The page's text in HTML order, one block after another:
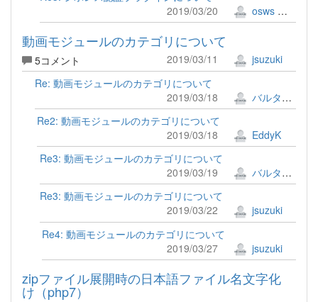
2019/03/20
osws 牟田口 満
動画モジュールのカテゴリについて
5コメント 2019/03/11
jsuzuki
Re: 動画モジュールのカテゴリについて
2019/03/18
バルタザール
Re2: 動画モジュールのカテゴリについて
2019/03/18
EddyK
Re3: 動画モジュールのカテゴリについて
2019/03/19
バルタザール
Re3: 動画モジュールのカテゴリについて
2019/03/22
jsuzuki
Re4: 動画モジュールのカテゴリについて
2019/03/27
jsuzuki
zipファイル展開時の日本語ファイル名文字化
け（php7）